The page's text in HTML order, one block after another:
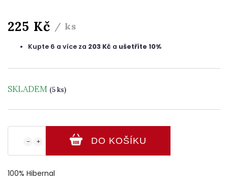
225 Kč / ks
Kupte 6 a více za 203 Kč a ušetříte 10%
SKLADEM (5 ks)
+
− DO KOŠÍKU
100% Hibernal